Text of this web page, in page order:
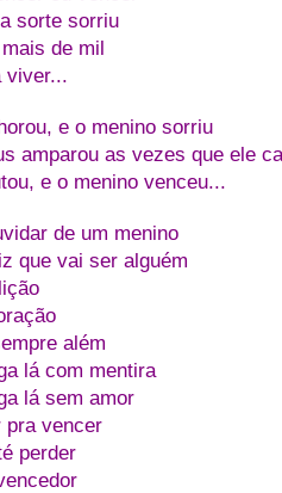
sorte sorriu
de mil
viver...
e o menino sorriu
amparou as vezes que ele
e o menino venceu...
de um menino
que vai ser alguém
além
lá com mentira
lá sem amor
pra vencer
perder